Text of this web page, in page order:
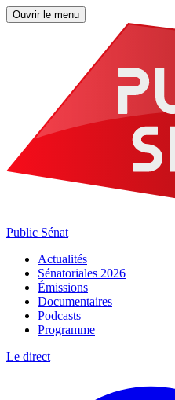
Ouvrir le menu
Public Sénat
Actualités
Sénatoriales 2026
Émissions
Documentaires
Podcasts
Programme
Le direct